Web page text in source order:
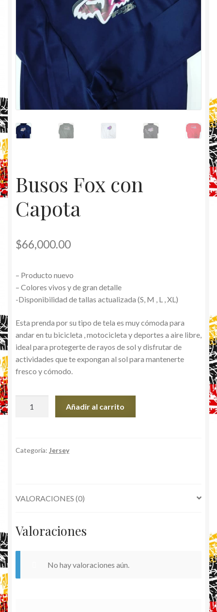
Busos Fox con
Capota
$66,000.00
– Producto nuevo
– Colores vivos y de gran detalle
-Disponibilidad de tallas actualizada (S, M , L , XL)
Esta prenda por su tipo de tela es muy cómoda para
andar en tu bicicleta , motocicleta y deportes a aire libre,
ideal para protegerte de rayos de sol y disfrutar de
actividades que te expongan al sol para mantenerte
fresco y cómodo.
cantidad
Añadir al carrito
Categoría: Jersey
VALORACIONES (0)
Valoraciones
No hay valoraciones aún.